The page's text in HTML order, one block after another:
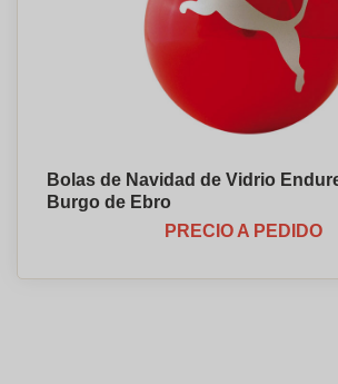
Bolas de Navidad de Vidrio
Burgo de Ebro
PRECIO A PEDIDO